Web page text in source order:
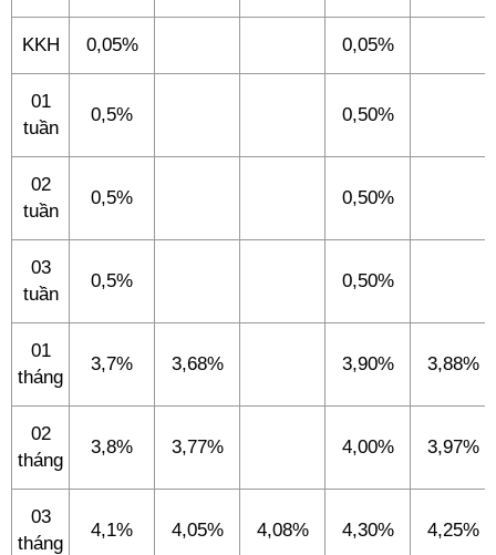
KKH 0,05% 0,05%
01
tuần
0,5% 0,50%
02
tuần
0,5% 0,50%
03
tuần
0,5% 0,50%
01
tháng
3,7% 3,68% 3,90% 3,88%
02
tháng
3,8% 3,77% 4,00% 3,97%
03
tháng
4,1% 4,05% 4,08% 4,30% 4,25%